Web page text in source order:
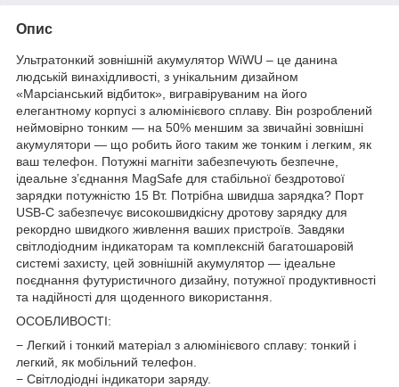
Опис
Ультратонкий зовнішній акумулятор WiWU – це данина
людській винахідливості, з унікальним дизайном
«Марсіанський відбиток», вигравіруваним на його
елегантному корпусі з алюмінієвого сплаву. Він розроблений
неймовірно тонким — на 50% меншим за звичайні зовнішні
акумулятори — що робить його таким же тонким і легким, як
ваш телефон. Потужні магніти забезпечують безпечне,
ідеальне з’єднання MagSafe для стабільної бездротової
зарядки потужністю 15 Вт. Потрібна швидша зарядка? Порт
USB-C забезпечує високошвидкісну дротову зарядку для
рекордно швидкого живлення ваших пристроїв. Завдяки
світлодіодним індикаторам та комплексній багатошаровій
системі захисту, цей зовнішній акумулятор — ідеальне
поєднання футуристичного дизайну, потужної продуктивності
та надійності для щоденного використання.
ОСОБЛИВОСТІ:
− Легкий і тонкий матеріал з алюмінієвого сплаву: тонкий і
легкий, як мобільний телефон.
− Світлодіодні індикатори заряду.